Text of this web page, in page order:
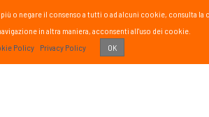
o negare il consenso a tutti o ad alcuni cookie, consulta
in altra maniera, acconsenti all'uso dei cookie.
Policy
Privacy Policy OK